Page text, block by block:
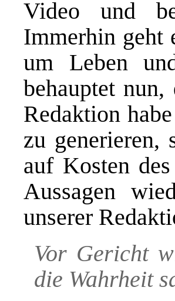
Video und
Immerhin geht
um Leben
behauptet
Redaktion
zu generieren,
auf Kosten
Aussagen
unserer
Vor Gericht
die Wahrheit